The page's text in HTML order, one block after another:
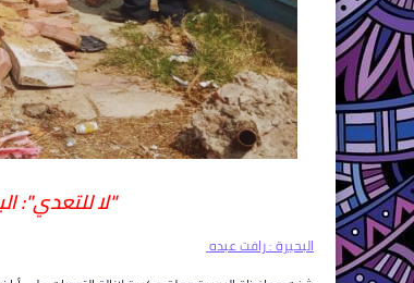
"لا للتعدي":
البحيرة : رافت عبده